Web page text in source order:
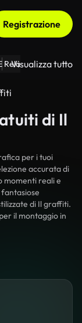
Registrazione
Relazioni Il
Visualizza tutto
di Il
per i tuoi
accurata di
momenti reali e
di Il graffiti.
il montaggio in